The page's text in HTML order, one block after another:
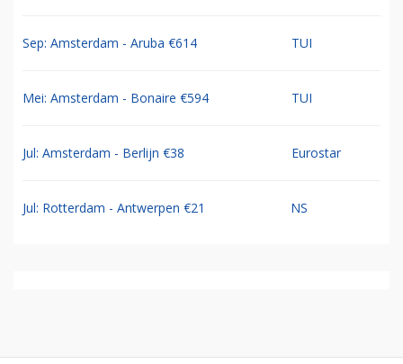
Sep: Amsterdam - Aruba €614 TUI
Mei: Amsterdam - Bonaire €594 TUI
Jul: Amsterdam - Berlijn €38 Eurostar
Jul: Rotterdam - Antwerpen €21 NS